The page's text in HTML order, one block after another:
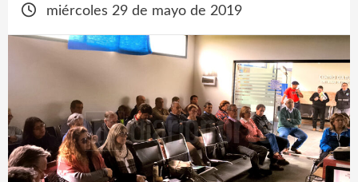
miércoles 29 de mayo de 2019